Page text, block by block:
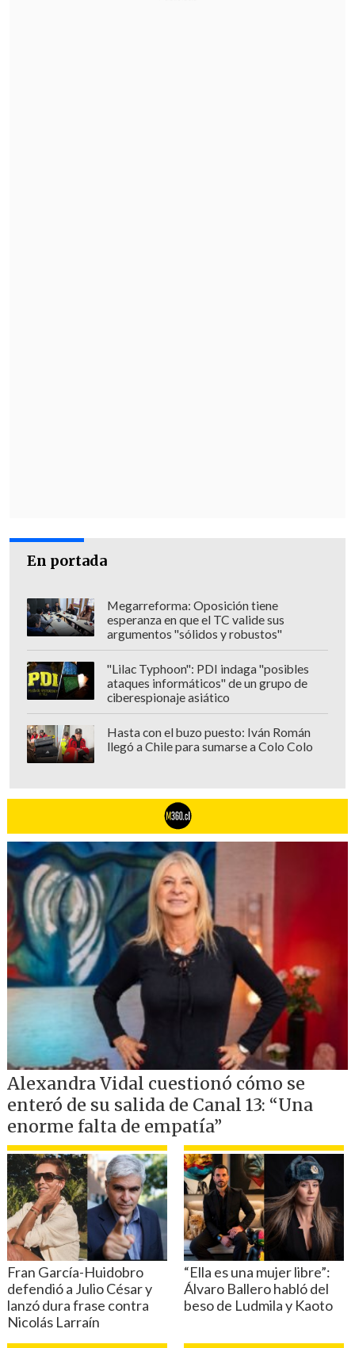
En portada
Megarreforma: Oposición tiene
esperanza en que el TC valide sus
argumentos "sólidos y robustos"
"Lilac Typhoon": PDI indaga "posibles
ataques informáticos" de un grupo de
ciberespionaje asiático
Hasta con el buzo puesto: Iván Román
llegó a Chile para sumarse a Colo Colo